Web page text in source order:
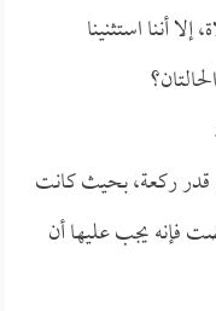
أننا استثنينا
قدر ركعة، بحيث كانت
فإنه يجب عليها أن